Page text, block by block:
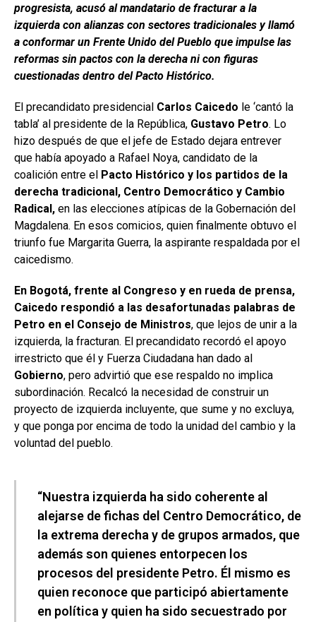
progresista, acusó al mandatario de fracturar a la
izquierda con alianzas con sectores tradicionales y llamó
a conformar un Frente Unido del Pueblo que impulse las
reformas sin pactos con la derecha ni con figuras
cuestionadas dentro del Pacto Histórico.
El precandidato presidencial Carlos Caicedo le ‘cantó la
tabla’ al presidente de la República, Gustavo Petro. Lo
hizo después de que el jefe de Estado dejara entrever
que había apoyado a Rafael Noya, candidato de la
coalición entre el Pacto Histórico y los partidos de la
derecha tradicional, Centro Democrático y Cambio
Radical, en las elecciones atípicas de la Gobernación del
Magdalena. En esos comicios, quien finalmente obtuvo el
triunfo fue Margarita Guerra, la aspirante respaldada por el
caicedismo.
En Bogotá, frente al Congreso y en rueda de prensa,
Caicedo respondió a las desafortunadas palabras de
Petro en el Consejo de Ministros, que lejos de unir a la
izquierda, la fracturan. El precandidato recordó el apoyo
irrestricto que él y Fuerza Ciudadana han dado al
Gobierno, pero advirtió que ese respaldo no implica
subordinación. Recalcó la necesidad de construir un
proyecto de izquierda incluyente, que sume y no excluya,
y que ponga por encima de todo la unidad del cambio y la
voluntad del pueblo.
“Nuestra izquierda ha sido coherente al
alejarse de fichas del Centro Democrático, de
la extrema derecha y de grupos armados, que
además son quienes entorpecen los
procesos del presidente Petro. Él mismo es
quien reconoce que participó abiertamente
en política y quien ha sido secuestrado por